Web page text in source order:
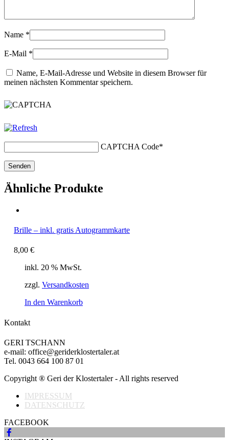
Name *
E-Mail *
Name, E-Mail-Adresse und Website in diesem Browser für
meinen nächsten Kommentar speichern.
CAPTCHA Code*
Ähnliche Produkte
Brille – inkl. gratis Autogrammkarte
8,00 €
inkl. 20 % MwSt.
zzgl. Versandkosten
In den Warenkorb
Kontakt
GERI TSCHANN
e-mail: office@geriderklostertaler.at
Tel. 0043 664 100 87 01
Copyright ® Geri der Klostertaler - All rights reserved
IMPRESSUM
DATENSCHUTZ
FACEBOOK